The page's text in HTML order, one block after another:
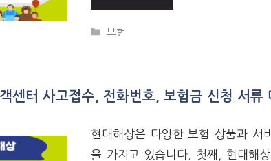
CATEGORIES
보험
센터 사고접수, 전화번호, 보험금 신청 서류
현대해상은 다양한 보험 상품과 서
을 가지고 있습니다. 첫째, 현대해